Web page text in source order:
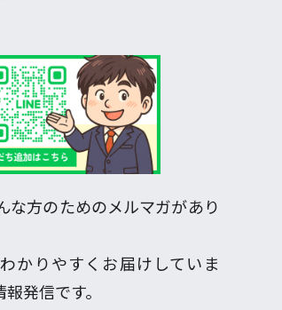
な方のためのメルマガがあり
かりやすくお届けしていま
発信です。